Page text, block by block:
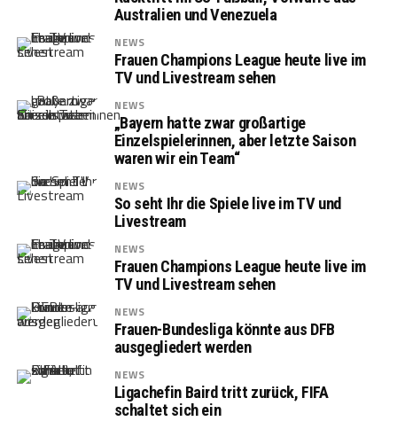
Australien und Venezuela
NEWS
Frauen Champions League heute live im
TV und Livestream sehen
NEWS
„Bayern hatte zwar großartige
Einzelspielerinnen, aber letzte Saison
waren wir ein Team“
NEWS
So seht Ihr die Spiele live im TV und
Livestream
NEWS
Frauen Champions League heute live im
TV und Livestream sehen
NEWS
Frauen-Bundesliga könnte aus DFB
ausgegliedert werden
NEWS
Ligachefin Baird tritt zurück, FIFA
schaltet sich ein